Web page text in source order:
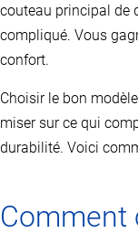
couteau principal de
compliqué. Vous
confort.
Choisir le bon
miser sur ce qui
durabilité. Voici
Comment